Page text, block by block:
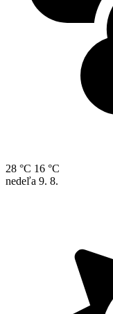
28 °C 16 °C
nedeľa 9. 8.